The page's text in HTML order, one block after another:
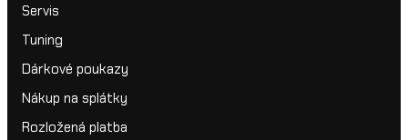
Servis
Tuning
Dárkové poukazy
Nákup na splátky
Rozložená platba